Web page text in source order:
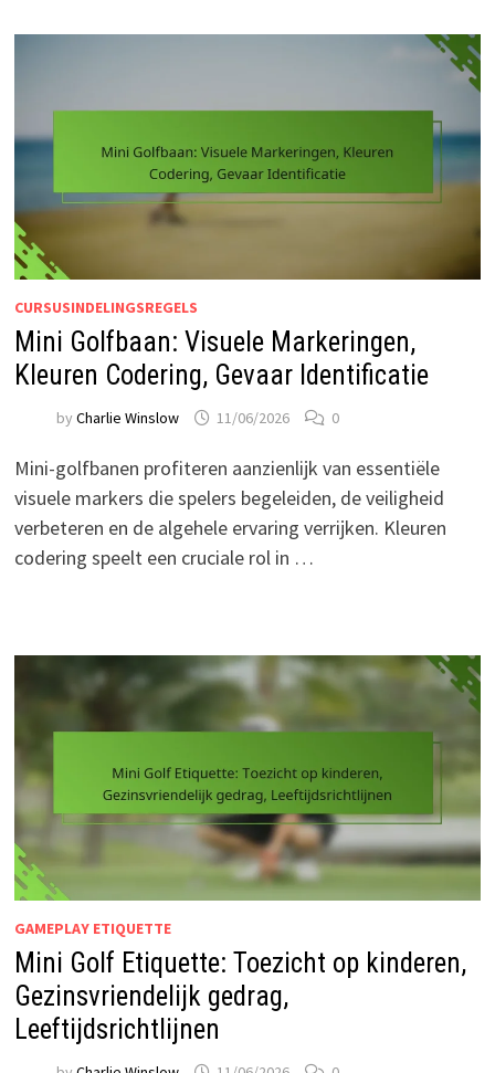
CURSUSINDELINGSREGELS
Mini Golfbaan: Visuele Markeringen,
Kleuren Codering, Gevaar Identificatie
by Charlie Winslow 11/06/2026 0
Mini-golfbanen profiteren aanzienlijk van essentiële
visuele markers die spelers begeleiden, de veiligheid
verbeteren en de algehele ervaring verrijken. Kleuren
codering speelt een cruciale rol in …
GAMEPLAY ETIQUETTE
Mini Golf Etiquette: Toezicht op kinderen,
Gezinsvriendelijk gedrag,
Leeftijdsrichtlijnen